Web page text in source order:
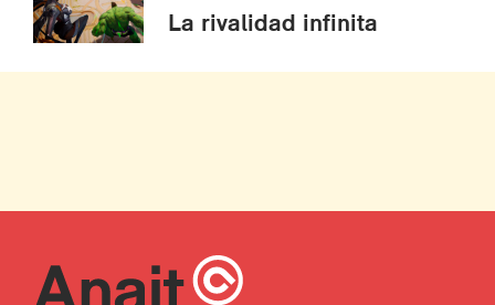
La rivalidad infinita